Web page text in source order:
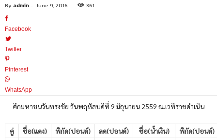
By admin- June 9, 2016 361
Facebook
Twitter
Pinterest
WhatsApp
ศึกมหาชนวันทรงชัย วันพฤหัสบดีที่ 9 มิถุนายน 2559 ณ.เวทีราชดำเนิน
คู่ ชื่อ(แดง) พิกัด(ปอนด์) ลด(ปอนด์) ชื่อ(น้ำเงิน) พิกัด(ปอนด์)